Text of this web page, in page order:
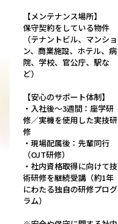
【メンテナンス場所】
保守契約をしている物件
（テナントビル、マンショ
ン、商業施設、ホテル、病
院、学校、官公庁、駅な
ど）
【安心のサポート体制】
・入社後～3週間：座学研
修／実機を使用した実技研
修
・現場配属後：先輩同行
（OJT研修）
・社内資格取得に向けて技
術研修を継続受講（約1年
にわたる独自の研修プログ
ラム）